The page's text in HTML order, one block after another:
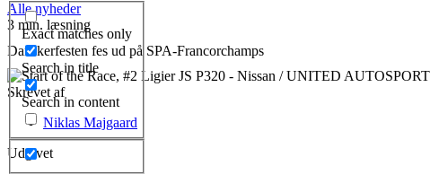
Exact matches only
Search in title
Search in content
Alle nyheder
3 min. læsning
Danskerfesten fes ud på SPA-Francorchamps
Skrevet af
Niklas Majgaard
Udgivet